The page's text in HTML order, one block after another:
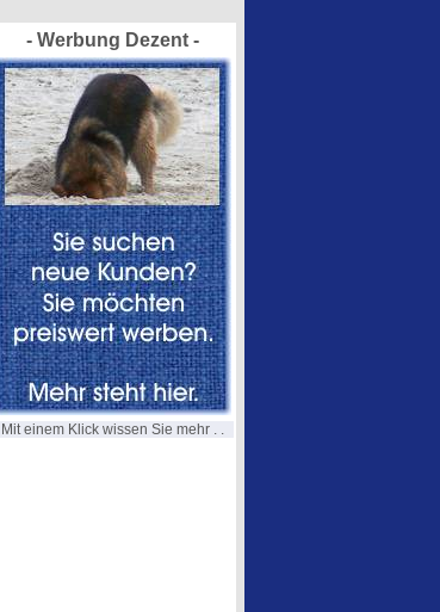
- Werbung Dezent -
Mit einem Klick wissen Sie mehr . .